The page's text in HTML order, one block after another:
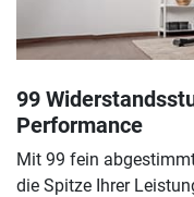
99
Performance
Mit 99 fein
die Spitze Ihrer